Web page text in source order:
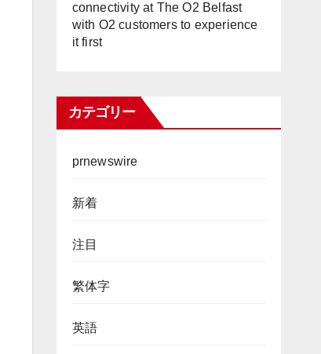
connectivity at The O2 Belfast
with O2 customers to experience
it first
カテゴリー
prnewswire
新着
注目
繁体字
英語